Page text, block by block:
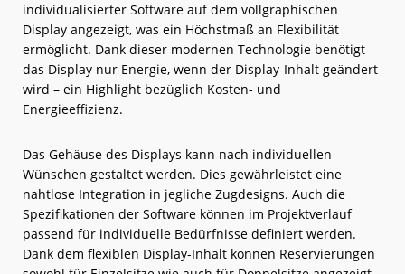
individualisierter Software auf dem vollgraphischen
Display angezeigt, was ein Höchstmaß an Flexibilität
ermöglicht. Dank dieser modernen Technologie benötigt
das Display nur Energie, wenn der Display-Inhalt geändert
wird – ein Highlight bezüglich Kosten- und
Energieeffizienz.
Das Gehäuse des Displays kann nach individuellen
Wünschen gestaltet werden. Dies gewährleistet eine
nahtlose Integration in jegliche Zugdesigns. Auch die
Spezifikationen der Software können im Projektverlauf
passend für individuelle Bedürfnisse definiert werden.
Dank dem flexiblen Display-Inhalt können Reservierungen